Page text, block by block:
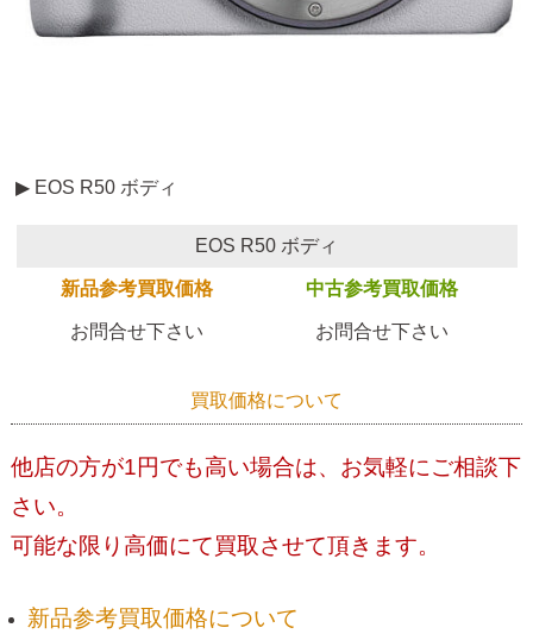
▶ EOS R50 ボディ
EOS R50 ボディ
新品参考買取価格 中古参考買取価格
お問合せ下さい お問合せ下さい
買取価格について
他店の方が1円でも高い場合は、お気軽にご相談下
さい。
可能な限り高価にて買取させて頂きます。
新品参考買取価格について